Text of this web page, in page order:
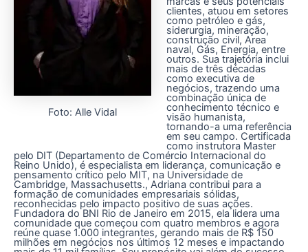
Foto: Alle Vidal
clientes, atuou em setores
como petróleo e gás,
siderurgia, mineração,
construção civil, Area
naval, Gás, Energia, entre
outros. Sua trajetória inclui
mais de três décadas
como executiva de
negócios, trazendo uma
combinação única de
conhecimento técnico e
visão humanista,
tornando-a uma referência
em seu campo. Certificada
como instrutora Master
pelo DIT (Departamento de Comércio Internacional do
Reino Unido), é especialista em liderança, comunicação e
pensamento crítico pelo MIT, na Universidade de
Cambridge, Massachusetts., Adriana contribui para a
formação de comunidades empresariais sólidas,
reconhecidas pelo impacto positivo de suas ações.
Fundadora do BNI Rio de Janeiro em 2015, ela lidera uma
comunidade que começou com quatro membros e agora
reúne quase 1.000 integrantes, gerando mais de R$ 150
milhões em negócios nos últimos 12 meses e impactando